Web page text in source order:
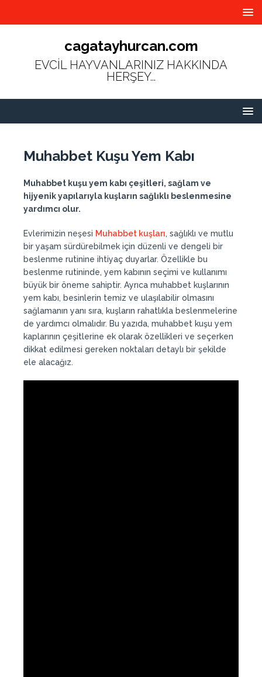
cagatayhurcan.com
EVCİL HAYVANLARINIZ HAKKINDA
HERŞEY...
Muhabbet Kuşu Yem Kabı
Muhabbet kuşu yem kabı çeşitleri, sağlam ve
hijyenik yapılarıyla kuşların sağlıklı beslenmesine
yardımcı olur.
Evlerimizin neşesi Muhabbet kuşları, sağlıklı ve mutlu
bir yaşam sürdürebilmek için düzenli ve dengeli bir
beslenme rutinine ihtiyaç duyarlar. Özellikle bu
beslenme rutininde, yem kabının seçimi ve kullanımı
büyük bir öneme sahiptir. Ayrıca muhabbet kuşlarının
yem kabı, besinlerin temiz ve ulaşılabilir olmasını
sağlamanın yanı sıra, kuşların rahatlıkla beslenmelerine
de yardımcı olmalıdır. Bu yazıda, muhabbet kuşu yem
kaplarının çeşitlerine ek olarak özellikleri ve seçerken
dikkat edilmesi gereken noktaları detaylı bir şekilde
ele alacağız.